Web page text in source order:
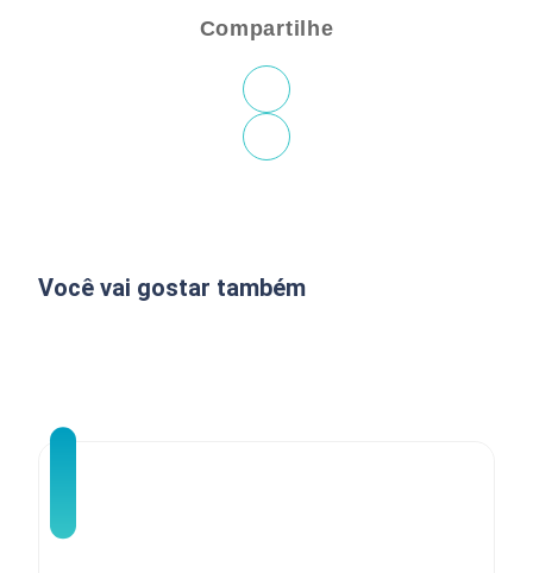
Compartilhe
Você vai gostar também